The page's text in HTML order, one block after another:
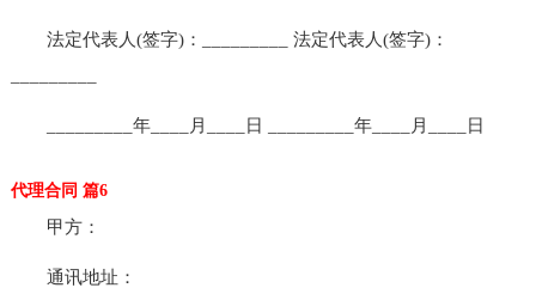
法定代表人(签字)：_________ 法定代表人(签字)：
_________年____月____日 _________年____月____日
代理合同 篇6
甲方：
通讯地址：